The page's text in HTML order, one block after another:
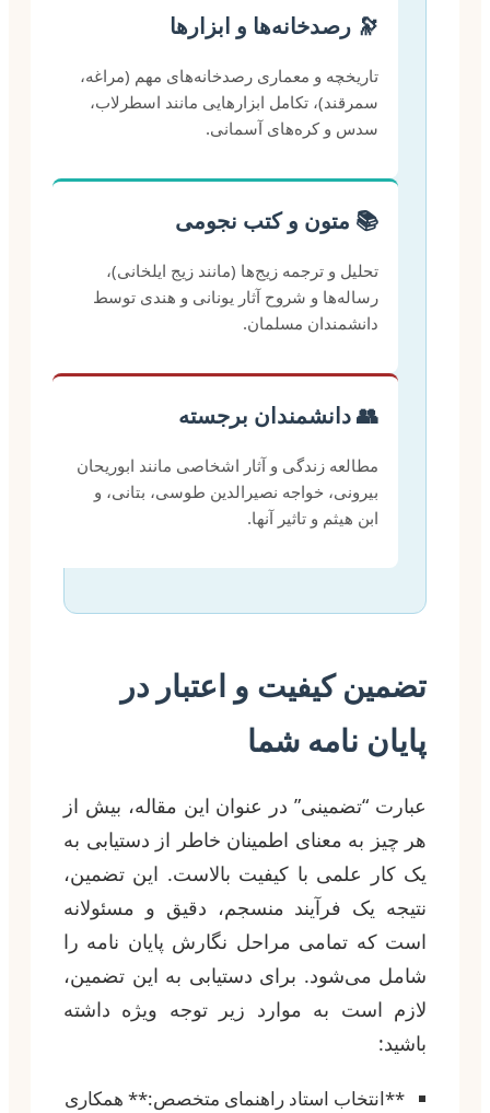
🔭 رصدخانه‌ها و ابزارها
تاریخچه و معماری رصدخانه‌های مهم (مراغه،
سمرقند)، تکامل ابزارهایی مانند اسطرلاب،
سدس و کره‌های آسمانی.
📚 متون و کتب نجومی
تحلیل و ترجمه زیج‌ها (مانند زیج ایلخانی)،
رساله‌ها و شروح آثار یونانی و هندی توسط
دانشمندان مسلمان.
👥 دانشمندان برجسته
مطالعه زندگی و آثار اشخاصی مانند ابوریحان
بیرونی، خواجه نصیرالدین طوسی، بتانی، و
ابن هیثم و تاثیر آنها.
تضمین کیفیت و اعتبار در
پایان نامه شما
عبارت “تضمینی” در عنوان این مقاله، بیش از
هر چیز به معنای اطمینان خاطر از دستیابی به
یک کار علمی با کیفیت بالاست. این تضمین،
نتیجه یک فرآیند منسجم، دقیق و مسئولانه
است که تمامی مراحل نگارش پایان نامه را
شامل می‌شود. برای دستیابی به این تضمین،
لازم است به موارد زیر توجه ویژه داشته
باشید:
**انتخاب استاد راهنمای متخصص:** همکاری